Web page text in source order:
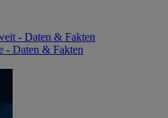
- Daten & Fakten
- Daten & Fakten